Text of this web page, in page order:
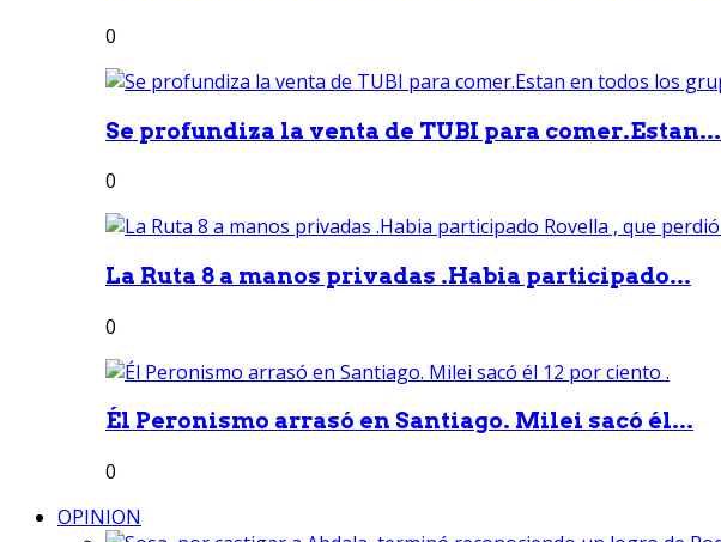
0
Se profundiza la venta de TUBI para comer.Estan...
0
La Ruta 8 a manos privadas .Habia participado...
0
Él Peronismo arrasó en Santiago. Milei sacó él...
0
OPINION